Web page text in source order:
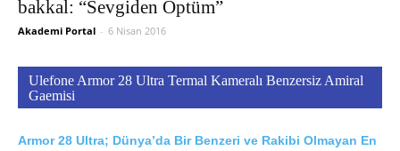
bakkal: “Sevgiden Öptüm”
Akademi Portal - 6 Nisan 2016
Ulefone Armor 28 Ultra Termal Kameralı Benzersiz Amiral
Gaemisi
Armor 28 Ultra; Dünya’da Bir Benzeri ve Rakibi Olmayan En